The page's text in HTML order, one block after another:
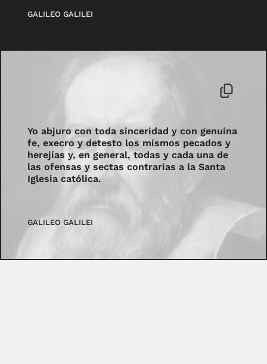
GALILEO GALILEI
Yo abjuro con toda sinceridad y con genuina
fe, execro y detesto los mismos pecados y
herejías y, en general, todas y cada una de
las ofensas y sectas contrarias a la Santa
Iglesia católica.
GALILEO GALILEI